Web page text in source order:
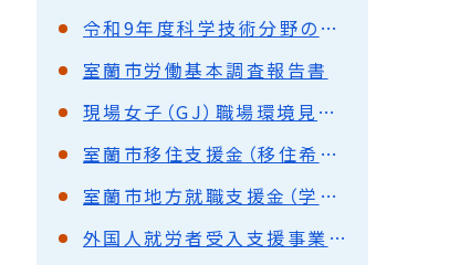
令和9年度科学技術分野の文部科学大臣表彰（創意工夫功労者賞）受賞候補者の推薦について
室蘭市労働基本調査報告書
現場女子（GJ）職場環境見学バスツアー
室蘭市移住支援金（移住希望者向け）
室蘭市地方就職支援金（学生向け）
外国人就労者受入支援事業補助金